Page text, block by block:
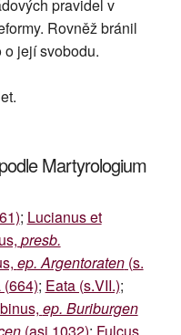
pravidel v
Rovněž bránil
o její svobodu.
Martyrologium
; Lucianus et
presb.
ep. Argentoraten(s.
; Eata (s.VII.);
ep. Buriburgen
(asi 1032); Fulcus